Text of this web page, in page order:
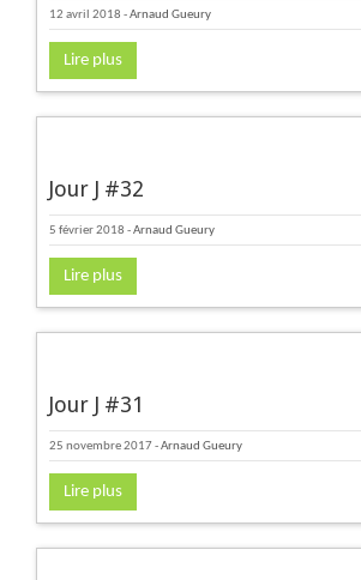
12 avril 2018 -Arnaud Gueury
Lire plus
Jour J #32
5 février 2018 -Arnaud Gueury
Lire plus
Jour J #31
25 novembre 2017-Arnaud Gueury
Lire plus